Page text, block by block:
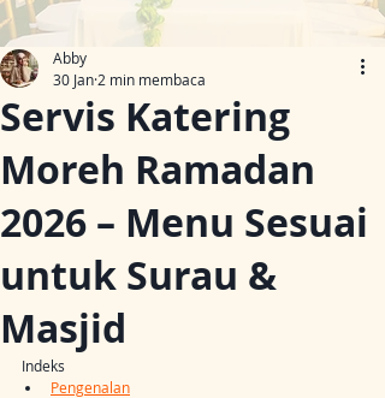
Servis Katering
Moreh Ramadan
2026 – Menu Sesuai
untuk Surau &
Masjid
Abby
30 Jan 2 min membaca
Indeks
Pengenalan